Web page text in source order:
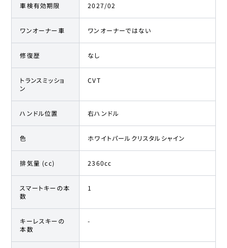
車検有効期限 2027/02
ワンオーナー車 ワンオーナーではない
修復歴 なし
トランスミッショ
ン
CVT
ハンドル位置 右ハンドル
色 ホワイトパールクリスタルシャイン
排気量 (cc) 2360cc
スマートキーの本
数
1
キーレスキーの
本数
-